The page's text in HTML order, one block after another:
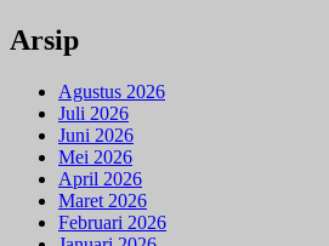
Arsip
Agustus 2026
Juli 2026
Juni 2026
Mei 2026
April 2026
Maret 2026
Februari 2026